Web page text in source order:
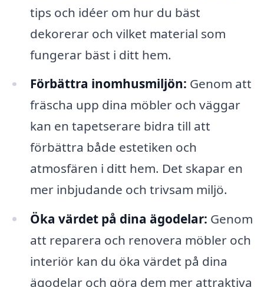
tips och idéer om hur du bäst
dekorerar och vilket material som
fungerar bäst i ditt hem.
Förbättra inomhusmiljön: Genom att
fräscha upp dina möbler och väggar
kan en tapetserare bidra till att
förbättra både estetiken och
atmosfären i ditt hem. Det skapar en
mer inbjudande och trivsam miljö.
Öka värdet på dina ägodelar: Genom
att reparera och renovera möbler och
interiör kan du öka värdet på dina
ägodelar och göra dem mer attraktiva